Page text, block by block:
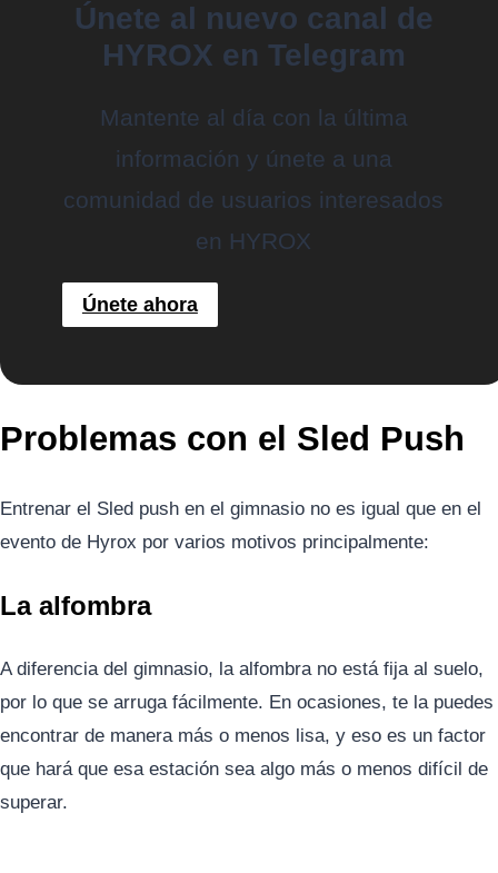
Únete al nuevo canal de
HYROX en Telegram
Mantente al día con la última
información y únete a una
comunidad de usuarios interesados
en HYROX
Únete ahora
Problemas con el Sled Push
Entrenar el Sled push en el gimnasio no es igual que en el
evento de Hyrox por varios motivos principalmente:
La alfombra
A diferencia del gimnasio, la alfombra no está fija al suelo,
por lo que se arruga fácilmente. En ocasiones, te la puedes
encontrar de manera más o menos lisa, y eso es un factor
que hará que esa estación sea algo más o menos difícil de
superar.